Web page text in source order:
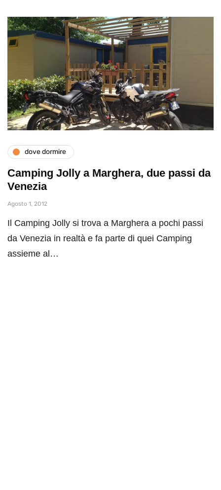
dove dormire
Camping Jolly a Marghera, due passi da
Venezia
Agosto 1, 2012
Il Camping Jolly si trova a Marghera a pochi passi
da Venezia in realtà e fa parte di quei Camping
assieme al…